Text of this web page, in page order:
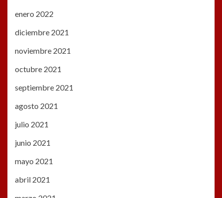
enero 2022
diciembre 2021
noviembre 2021
octubre 2021
septiembre 2021
agosto 2021
julio 2021
junio 2021
mayo 2021
abril 2021